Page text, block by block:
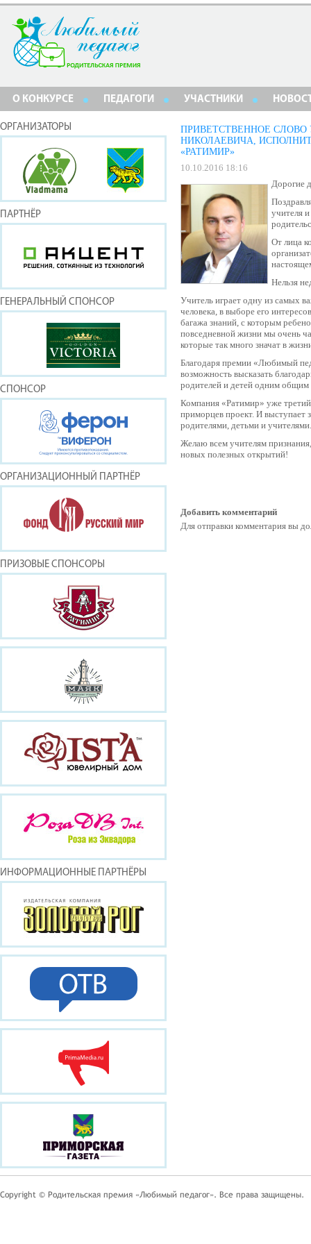
О КОНКУРСЕ ПЕДАГОГИ УЧАСТНИКИ
ОРГАНИЗАТОРЫ
ПАРТНЁР
ГЕНЕРАЛЬНЫЙ СПОНСОР
СПОНСОР
ОРГАНИЗАЦИОННЫЙ ПАРТНЁР
ПРИЗОВЫЕ СПОНСОРЫ
ИНФОРМАЦИОННЫЕ ПАРТНЁРЫ
ПРИВЕТСТВЕННОЕ
НИКОЛАЕВИЧА,
«РАТИМИР»
10.10.2016 18:16
Дорогие
учителя
От лица
Нельзя
Учитель играет одну из самых
человека, в выборе его
багажа знаний, с которым
повседневной жизни мы очень
которые так много значат в
Благодаря премии «Любимый
возможность высказать
родителей и детей одним
Компания «Ратимир» уже третий
приморцев проект. И выступает
родителями, детьми и учителями.
Желаю всем учителям
новых полезных открытий!
Добавить комментарий
Для отправки комментария вы
Copyright © Родительская премия «Любимый педагог». Все права защищены.